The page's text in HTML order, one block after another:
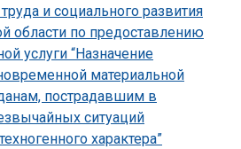
и социального развития
области по предоставлению
услуги “Назначение
материальной
пострадавшим в
ситуаций
характера”